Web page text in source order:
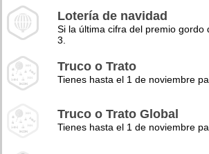
Lotería de navidad
Si la última cifra del premio
3.
Truco o Trato
Tienes hasta el 1 de noviembre
Truco o Trato Global
Tienes hasta el 1 de noviembre